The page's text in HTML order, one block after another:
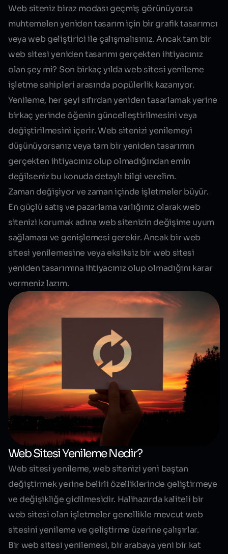
Web siteniz biraz modası geçmiş görünüyorsa
muhtemelen yeniden tasarım için bir grafik tasarımcı
veya web geliştirici ile çalışmalısınız. Ancak tam bir
web sitesi yeniden tasarımı gerçekten ihtiyacınız
olan şey mi? Son birkaç yılda web sitesi yenileme
işletme sahipleri arasında popülerlik kazanıyor.
Yenileme, her şeyi sıfırdan yeniden tasarlamak yerine
birkaç yerinde öğenin güncelleştirilmesini veya
değiştirilmesini içerir. Web sitenizi yenilemeyi
düşünüyorsanız veya tam bir yeniden tasarımın
gerçekten ihtiyacınız olup olmadığından emin
değilseniz bu konuda detaylı bilgi verelim.
Zaman değişiyor ve zaman içinde işletmeler büyür.
En güçlü satış ve pazarlama varlığınız olarak web
sitenizi korumak adına web sitenizin değişime uyum
sağlaması ve genişlemesi gerekir. Ancak bir web
sitesi yenilemesine veya eksiksiz bir web sitesi
yeniden tasarımına ihtiyacınız olup olmadığını karar
vermeniz lazım.
Web Sitesi Yenileme Nedir?
Web sitesi yenileme, web sitenizi yeni baştan
değiştirmek yerine belirli özelliklerinde geliştirmeye
ve değişikliğe gidilmesidir. Halihazırda kaliteli bir
web sitesi olan işletmeler genellikle mevcut web
sitesini yenileme ve geliştirme üzerine çalışırlar.
Bir web sitesi yenilemesi, bir arabaya yeni bir kat